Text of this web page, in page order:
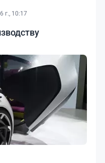
г., 10:17